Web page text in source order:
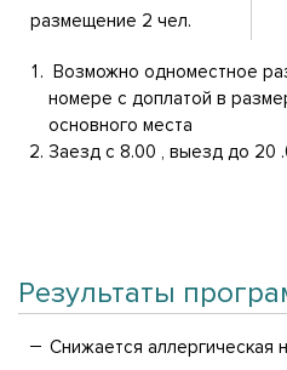
размещение 2 чел.
Возможно одноместное
номере с доплатой в
основного места
Заезд с 8.00 , выезд до 20
Результаты
Снижается аллергическая